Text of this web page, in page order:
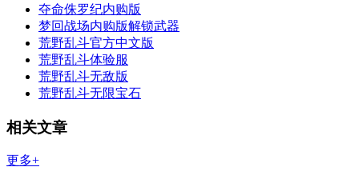
夺命侏罗纪内购版
梦回战场内购版解锁武器
荒野乱斗官方中文版
荒野乱斗体验服
荒野乱斗无敌版
荒野乱斗无限宝石
相关文章
更多+